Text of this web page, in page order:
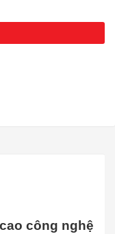
số lượng
công nghệ